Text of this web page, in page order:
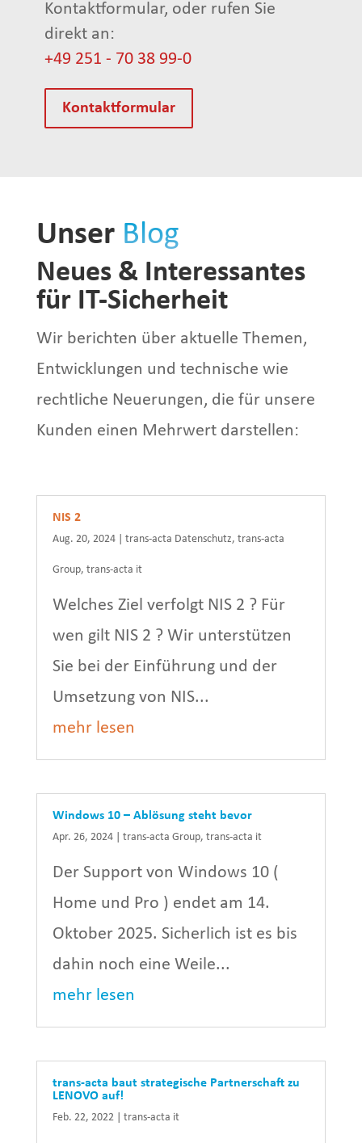
Kontaktformular, oder rufen Sie
direkt an:
+49 251 - 70 38 99-0
Kontaktformular
Unser Blog
Neues & Interessantes
für IT-Sicherheit
Wir berichten über aktuelle Themen,
Entwicklungen und technische wie
rechtliche Neuerungen, die für unsere
Kunden einen Mehrwert darstellen:
NIS 2
Aug. 20, 2024| trans-acta Datenschutz, trans-acta
Group, trans-acta it
Welches Ziel verfolgt NIS 2 ? Für
wen gilt NIS 2 ? Wir unterstützen
Sie bei der Einführung und der
Umsetzung von NIS...
mehr lesen
Windows 10 – Ablösung steht bevor
Apr. 26, 2024| trans-acta Group, trans-acta it
Der Support von Windows 10 (
Home und Pro ) endet am 14.
Oktober 2025. Sicherlich ist es bis
dahin noch eine Weile...
mehr lesen
trans-acta baut strategische Partnerschaft zu
LENOVO auf!
Feb. 22, 2022| trans-acta it